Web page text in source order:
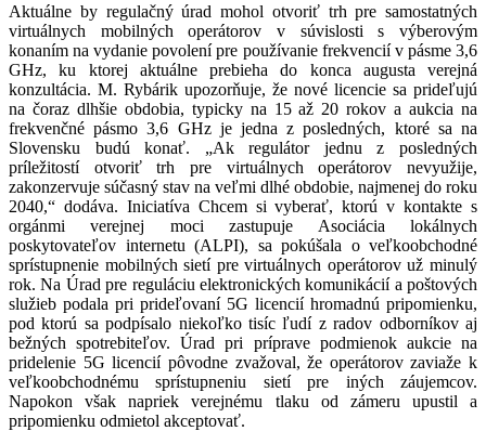
Aktuálne by regulačný úrad mohol otvoriť trh pre samostatných
virtuálnych mobilných operátorov v súvislosti s výberovým
konaním na vydanie povolení pre používanie frekvencií v pásme 3,6
GHz, ku ktorej aktuálne prebieha do konca augusta verejná
konzultácia. M. Rybárik upozorňuje, že nové licencie sa prideľujú
na čoraz dlhšie obdobia, typicky na 15 až 20 rokov a aukcia na
frekvenčné pásmo 3,6 GHz je jedna z posledných, ktoré sa na
Slovensku budú konať. „Ak regulátor jednu z posledných
príležitostí otvoriť trh pre virtuálnych operátorov nevyužije,
zakonzervuje súčasný stav na veľmi dlhé obdobie, najmenej do roku
2040,“ dodáva. Iniciatíva Chcem si vyberať, ktorú v kontakte s
orgánmi verejnej moci zastupuje Asociácia lokálnych
poskytovateľov internetu (ALPI), sa pokúšala o veľkoobchodné
sprístupnenie mobilných sietí pre virtuálnych operátorov už minulý
rok. Na Úrad pre reguláciu elektronických komunikácií a poštových
služieb podala pri prideľovaní 5G licencií hromadnú pripomienku,
pod ktorú sa podpísalo niekoľko tisíc ľudí z radov odborníkov aj
bežných spotrebiteľov. Úrad pri príprave podmienok aukcie na
pridelenie 5G licencií pôvodne zvažoval, že operátorov zaviaže k
veľkoobchodnému sprístupneniu sietí pre iných záujemcov.
Napokon však napriek verejnému tlaku od zámeru upustil a
pripomienku odmietol akceptovať.